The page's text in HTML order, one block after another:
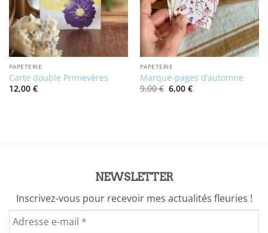
PAPETERIE
Carte double Primevères
12,00 €
PAPETERIE
Marque-pages d’automne
9,00€ Le
prix
6,00 €Le
prix
NEWSLETTER
Inscrivez-vous pour recevoir mes actualités fleuries !